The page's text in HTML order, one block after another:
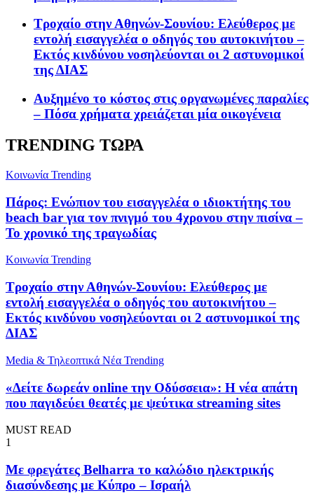
Τροχαίο στην Αθηνών-Σουνίου: Ελεύθερος με
εντολή εισαγγελέα ο οδηγός του αυτοκινήτου –
Εκτός κινδύνου νοσηλεύονται οι 2 αστυνομικοί
της ΔΙΑΣ
Αυξημένο το κόστος στις οργανωμένες παραλίες
– Πόσα χρήματα χρειάζεται μία οικογένεια
TRENDING ΤΩΡΑ
Κοινωνία Trending
Πάρος: Ενώπιον του εισαγγελέα ο ιδιοκτήτης του
beach bar για τον πνιγμό του 4χρονου στην πισίνα –
Το χρονικό της τραγωδίας
Κοινωνία Trending
Τροχαίο στην Αθηνών-Σουνίου: Ελεύθερος με
εντολή εισαγγελέα ο οδηγός του αυτοκινήτου –
Εκτός κινδύνου νοσηλεύονται οι 2 αστυνομικοί της
ΔΙΑΣ
Media & Τηλεοπτικά Νέα Trending
«Δείτε δωρεάν online την Οδύσσεια»: Η νέα απάτη
που παγιδεύει θεατές με ψεύτικα streaming sites
MUST READ
1
Με φρεγάτες Belharra το καλώδιο ηλεκτρικής
διασύνδεσης με Κύπρο – Ισραήλ